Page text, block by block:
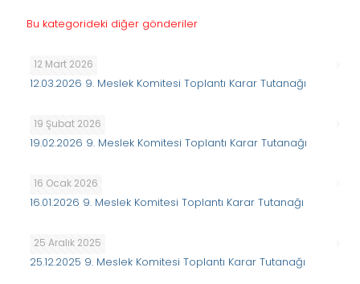
Bu kategorideki diğer gönderiler
12 Mart 2026
12.03.2026 9. Meslek Komitesi Toplantı Karar Tutanağı
19 Şubat 2026
19.02.2026 9. Meslek Komitesi Toplantı Karar Tutanağı
16 Ocak 2026
16.01.2026 9. Meslek Komitesi Toplantı Karar Tutanağı
25 Aralık 2025
25.12.2025 9. Meslek Komitesi Toplantı Karar Tutanağı